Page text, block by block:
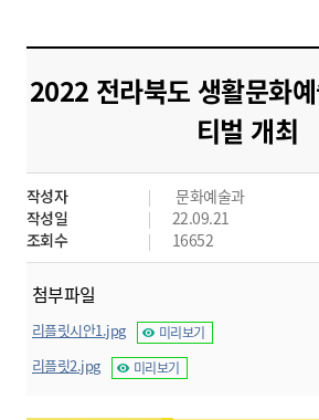
도
시
군
산
2022 전라북도 생활문화
티벌 개최
작성자
문화예술과
작성일
22.09.21
조회수
16652
첨부파일
리플릿시안1.jpg 미리보기
리플릿2.jpg 미리보기